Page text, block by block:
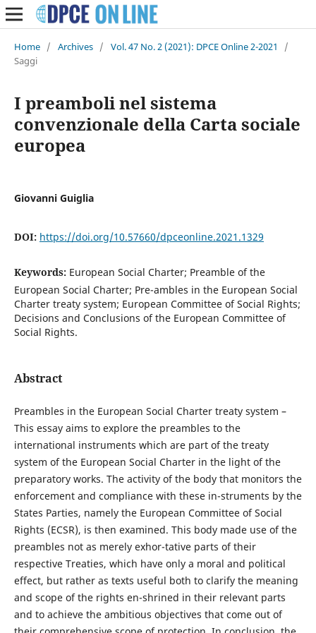
Home / Archives / Vol. 47 No. 2 (2021): DPCE Online 2-2021
/
Saggi
I preamboli nel sistema
convenzionale della Carta sociale
europea
Giovanni Guiglia
DOI: https://doi.org/10.57660/dpceonline.2021.1329
Keywords: European Social Charter; Preamble of the
European Social Charter; Pre-ambles in the European Social
Charter treaty system; European Committee of Social Rights;
Decisions and Conclusions of the European Committee of
Social Rights.
Abstract
Preambles in the European Social Charter treaty system –
This essay aims to explore the preambles to the
international instruments which are part of the treaty
system of the European Social Charter in the light of the
preparatory works. The activity of the body that monitors the
enforcement and compliance with these in-struments by the
States Parties, namely the European Committee of Social
Rights (ECSR), is then examined. This body made use of the
preambles not as merely exhor-tative parts of their
respective Treaties, which have only a moral and political
effect, but rather as texts useful both to clarify the meaning
and scope of the rights en-shrined in their relevant parts
and to achieve the ambitious objectives that come out of